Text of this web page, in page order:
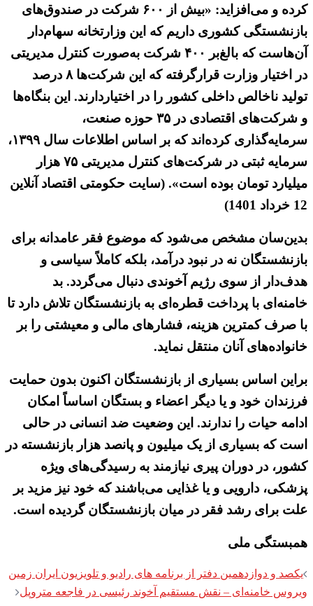
کرده و می‌افزاید: «بیش از ۶۰۰ شرکت در صندوق‌های
بازنشستگی کشوری داریم که این وزارتخانه سهام‌دار
آن‌هاست که بالغ‌بر ۴۰۰ شرکت به‌صورت کنترل مدیریتی
در اختیار وزارت قرارگرفته که این شرکت‌ها ۸ درصد
تولید ناخالص داخلی کشور را در اختیاردارند. این بنگاه‌ها
و شرکت‌های اقتصادی در ۳۵ حوزه صنعت،
سرمایه‌گذاری کرده‌اند که بر اساس اطلاعات سال ۱۳۹۹،
سرمایه ثبتی در شرکت‌های کنترل مدیریتی ۷۵ هزار
میلیارد تومان بوده است». (سایت حکومتی اقتصاد آنلاین
12 خرداد 1401)
بدین‌سان مشخص می‌شود که موضوع فقر عامدانه برای
بازنشستگان نه در نبود درآمد، بلکه کاملاً سیاسی و
هدف‌دار از سوی رژیم آخوندی دنبال می‌گردد. بد
خامنه‌ای با پرداخت قطره‌ای به بازنشستگان تلاش دارد تا
با صرف کمترین هزینه، فشارهای مالی و معیشتی را بر
خانواده‌های آنان منتقل نماید.
براین اساس بسیاری از بازنشستگان اکنون بدون حمایت
فرزندان خود و یا دیگر اعضاء و بستگان اساساً امکان
ادامه حیات را ندارند. این وضعیت ضد انسانی در حالی
است که بسیاری از یک میلیون و پانصد هزار بازنشسته در
کشور، در دوران پیری نیازمند به رسیدگی‌های ویژه
پزشکی، دارویی و یا غذایی می‌باشند که خود نیز مزید بر
علت برای رشد فقر در میان بازنشستگان گردیده است.
همبستگی ملی
Post
navigation
یکصد و دوازدهمین دفتر از برنامه های رادیو و تلویزیون ایران زمین
ویروس خامنه‌ای – نقش مستقیم آخوند رئیسی در فاجعه متروپل